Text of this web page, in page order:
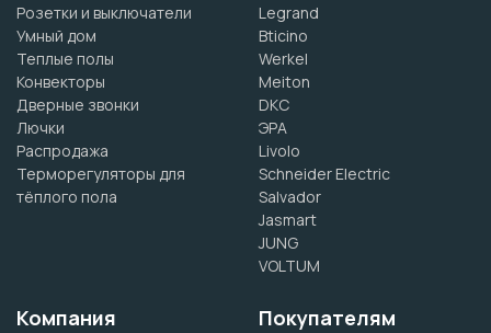
Розетки и выключатели
Умный дом
Теплые полы
Конвекторы
Дверные звонки
Лючки
Распродажа
Терморегуляторы для
тёплого пола
Legrand
Bticino
Werkel
Meiton
DKC
ЭРА
Livolo
Schneider Electric
Salvador
Jasmart
JUNG
VOLTUM
Компания Покупателям